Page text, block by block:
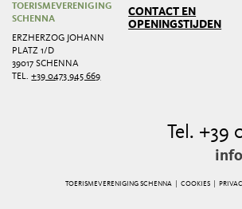
TOERISMEVERENIGING
SCHENNA
ERZHERZOG JOHANN
PLATZ 1/D
39017 SCHENNA
TEL.+39 0473 945 669
CONTACT EN
OPENINGSTIJDEN
Tel. +39
TOERISMEVERENIGING SCHENNA | COOKIES|